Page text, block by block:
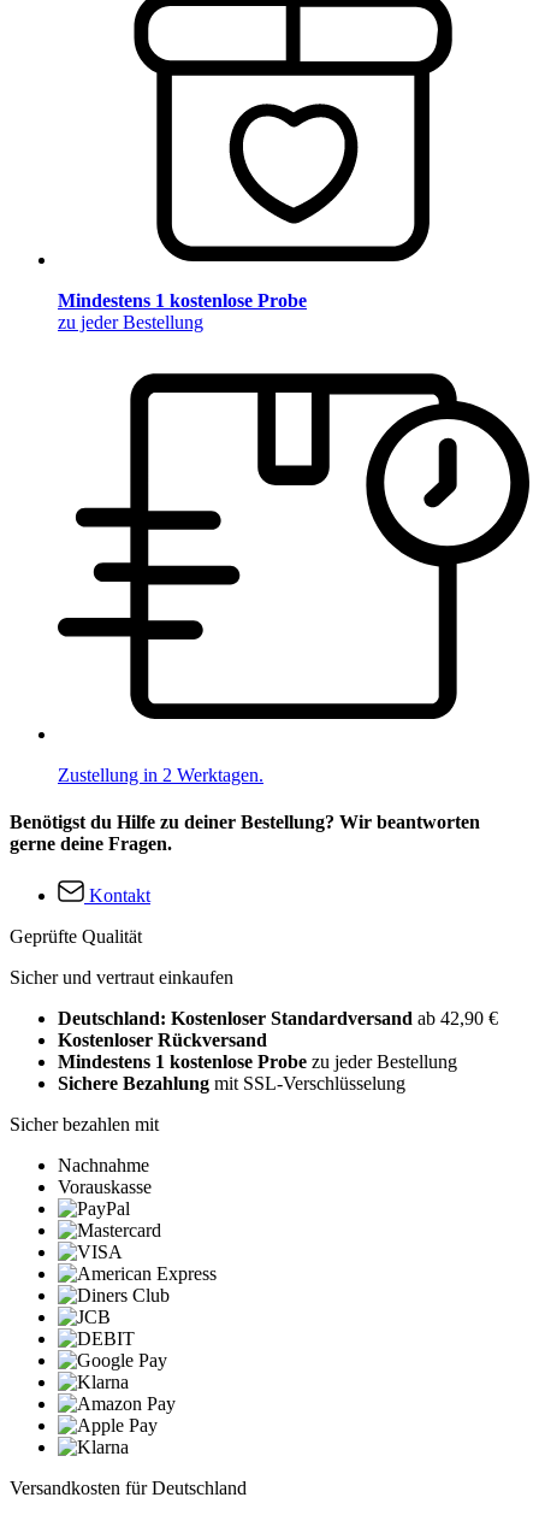
Mindestens 1 kostenlose Probe
zu jeder Bestellung
Zustellung in 2 Werktagen.
Benötigst du Hilfe zu deiner Bestellung? Wir beantworten
gerne deine Fragen.
Kontakt
Geprüfte Qualität
Sicher und vertraut einkaufen
Deutschland: Kostenloser Standardversand ab 42,90 €
Kostenloser Rückversand
Mindestens 1 kostenlose Probe zu jeder Bestellung
Sichere Bezahlung mit SSL-Verschlüsselung
Sicher bezahlen mit
Nachnahme
Vorauskasse
Versandkosten für Deutschland